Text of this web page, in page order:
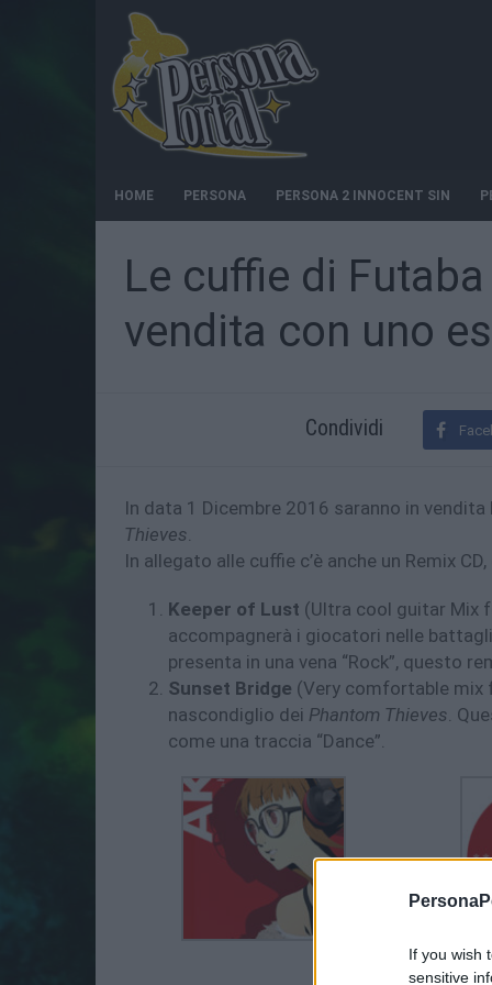
If you wish
sensitive
HOME PERSONA PERSONA 2 INNOCENT SIN
Le cuffie di
vendita con uno
Condividi
In data 1 Dicembre 2016 saranno in vendita
Thieves.
In allegato alle cuffie c’è anche un Remix
Keeper of Lust (Ultra cool guitar Mix
accompagnerà i giocatori nelle
presenta in una vena “Rock”, questo
Sunset Bridge (Very comfortable mix
nascondiglio dei Phantom Thieves.
come una traccia “Dance”.